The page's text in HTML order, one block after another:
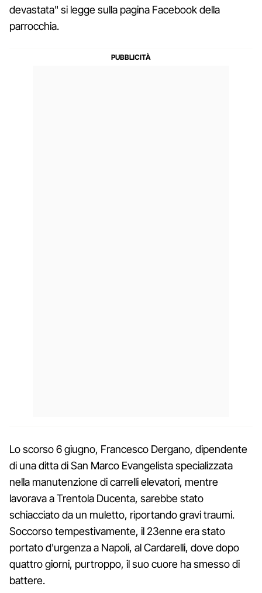
devastata" si legge sulla pagina Facebook della
parrocchia.
Lo scorso 6 giugno, Francesco Dergano, dipendente
di una ditta di San Marco Evangelista specializzata
nella manutenzione di carrelli elevatori, mentre
lavorava a Trentola Ducenta, sarebbe stato
schiacciato da un muletto, riportando gravi traumi.
Soccorso tempestivamente, il 23enne era stato
portato d'urgenza a Napoli, al Cardarelli, dove dopo
quattro giorni, purtroppo, il suo cuore ha smesso di
battere.